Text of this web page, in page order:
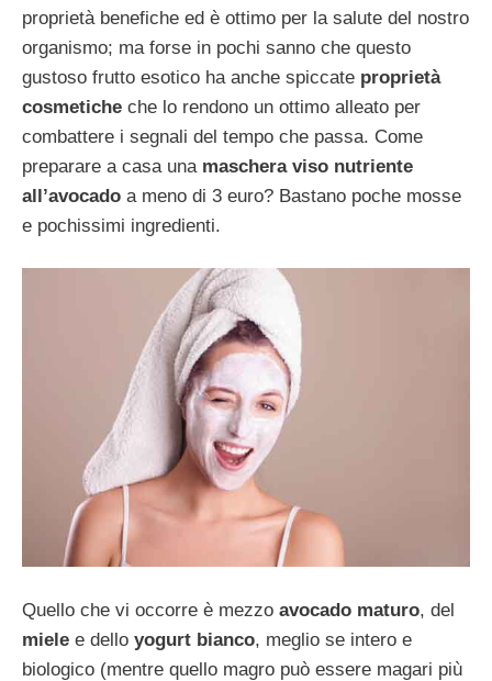
proprietà benefiche ed è ottimo per la salute del nostro
organismo; ma forse in pochi sanno che questo
gustoso frutto esotico ha anche spiccate proprietà
cosmetiche che lo rendono un ottimo alleato per
combattere i segnali del tempo che passa. Come
preparare a casa una maschera viso nutriente
all’avocado a meno di 3 euro? Bastano poche mosse
e pochissimi ingredienti.
Quello che vi occorre è mezzo avocado maturo, del
miele e dello yogurt bianco, meglio se intero e
biologico (mentre quello magro può essere magari più